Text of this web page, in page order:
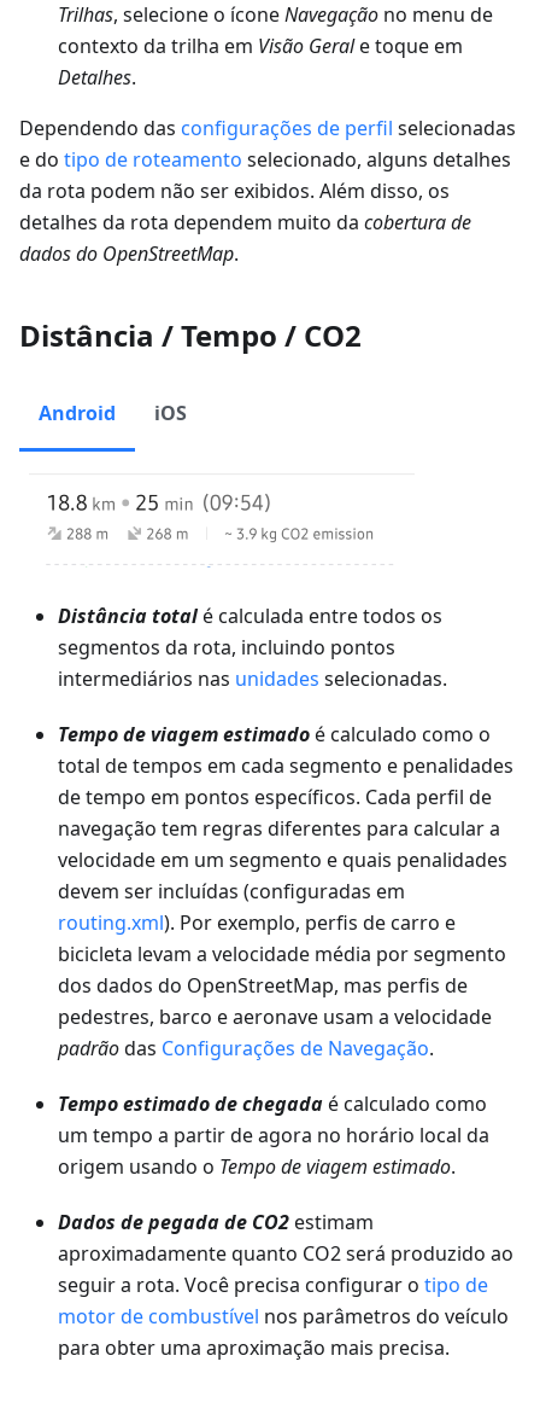
Trilhas, selecione o íconeNavegação no menu de
contexto da trilha em Visão Gerale toque em
Detalhes.
Dependendo das configurações de perfil selecionadas
e do tipo de roteamento selecionado, alguns detalhes
da rota podem não ser exibidos. Além disso, os
detalhes da rota dependem muito da cobertura de
dados do OpenStreetMap.
Distância / Tempo / CO2
Android iOS
Distância totalé calculada entre todos os
segmentos da rota, incluindo pontos
intermediários nas unidades selecionadas.
Tempo de viagem estimadoé calculado como o
total de tempos em cada segmento e penalidades
de tempo em pontos específicos. Cada perfil de
navegação tem regras diferentes para calcular a
velocidade em um segmento e quais penalidades
devem ser incluídas (configuradas em
routing.xml). Por exemplo, perfis de carro e
bicicleta levam a velocidade média por segmento
dos dados do OpenStreetMap, mas perfis de
pedestres, barco e aeronave usam a velocidade
padrãodas Configurações de Navegação.
Tempo estimado de chegadaé calculado como
um tempo a partir de agora no horário local da
origem usando o Tempo de viagem estimado.
Dados de pegada de CO2estimam
aproximadamente quanto CO2 será produzido ao
seguir a rota. Você precisa configurar o tipo de
motor de combustível nos parâmetros do veículo
para obter uma aproximação mais precisa.